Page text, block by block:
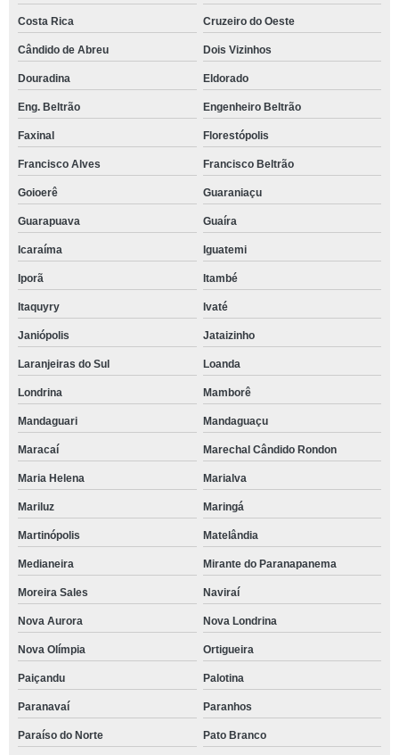
Costa Rica Cruzeiro do Oeste
Cândido de Abreu Dois Vizinhos
Douradina Eldorado
Eng. Beltrão Engenheiro Beltrão
Faxinal Florestópolis
Francisco Alves Francisco Beltrão
Goioerê Guaraniaçu
Guarapuava Guaíra
Icaraíma Iguatemi
Iporã Itambé
Itaquyry Ivaté
Janiópolis Jataizinho
Laranjeiras do Sul Loanda
Londrina Mamborê
Mandaguari Mandaguaçu
Maracaí Marechal Cândido Rondon
Maria Helena Marialva
Mariluz Maringá
Martinópolis Matelândia
Medianeira Mirante do Paranapanema
Moreira Sales Naviraí
Nova Aurora Nova Londrina
Nova Olímpia Ortigueira
Paiçandu Palotina
Paranavaí Paranhos
Paraíso do Norte Pato Branco